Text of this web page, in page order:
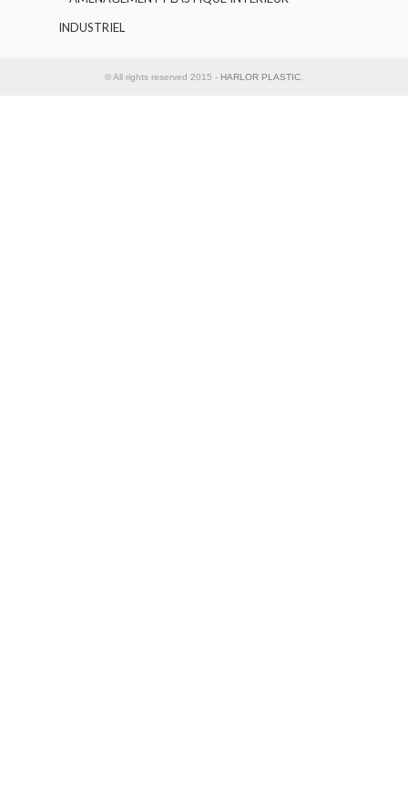
INDUSTRIEL
© All rights reserved 2015 - HARLOR PLASTIC